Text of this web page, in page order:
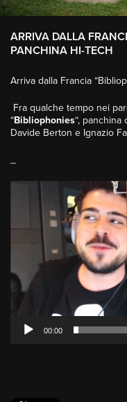
ARRIVA DALLA
PANCHINA HI-TECH
Arriva dalla Francia
Fra qualche tempo nei
“Bibliophonies“,
Davide Berton e Ignazio
00:00